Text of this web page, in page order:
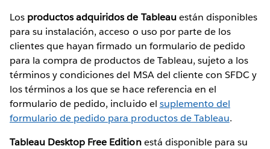
Los productos adquiridos de Tableauestán disponibles
para su instalación, acceso o uso por parte de los
clientes que hayan firmado un formulario de pedido
para la compra de productos de Tableau, sujeto a los
términos y condiciones del MSA del cliente con SFDC y
los términos a los que se hace referencia en el
formulario de pedido, incluido el suplemento del
formulario de pedido para productos de Tableau.
Tableau Desktop Free Editionestá disponible para su